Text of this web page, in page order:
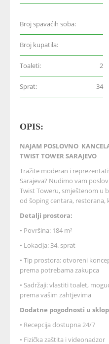
Broj spavaćih soba:
Broj kupatila:
Toaleti: 2
Sprat: 34
OPIS:
NAJAM POSLOVNO
TWIST TOWER SARAJEVO
Tražite moderan i
Sarajeva? Nudimo vam
Twist Toweru, smještenom u
od šoping centara, restorana,
Detalji prostora:
• Površina: 184 m²
• Lokacija: 34. sprat
• Tip prostora: otvoreni
prema potrebama zakupca
• Sadržaji: vlastiti toalet,
prema vašim zahtjevima
Dodatne pogodnosti u
• Recepcija dostupna 24/7
• Fizička zaštita i videonadzor